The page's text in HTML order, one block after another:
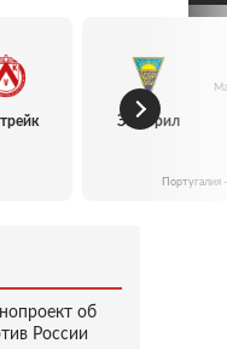
Эшторил
об
России